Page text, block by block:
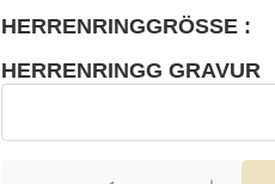
HERRENRINGGRÖSSE :
HERRENRINGG GRAVUR